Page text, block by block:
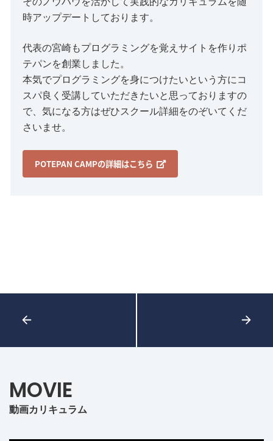
時アップデートしております。
代表の宮崎もプログラミングを覚えサイトを作りポ
テパンを創業しました。
本気でプログラミングを身につけたいという方にコ
スパ良く受講していただきたいと思っておりますの
で、気になる方はぜひスクール詳細をのぞいてくだ
さいませ。
POTEPAN CAMPの詳細はこちら
MOVIE
動画カリキュラム